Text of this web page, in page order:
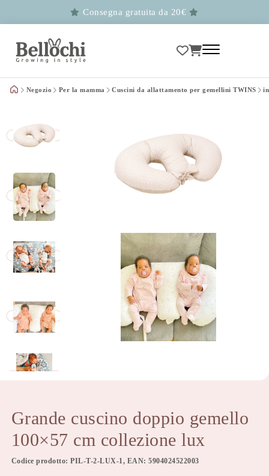
Consegna gratuita da 20€
Negozio Per la mamma Cuscini da allattamento per gemellini TWINS
Grande cuscino doppio gemello
100×57 cm collezione lux
Codice prodotto: PIL-T-2-LUX-1, EAN: 5904024522003